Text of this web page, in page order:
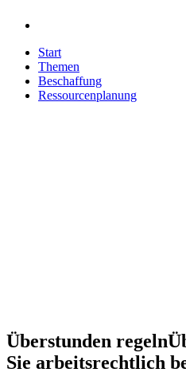
Start
Themen
Beschaffung
Ressourcenplanung
Überstunden regeln
Sie arbeitsrechtlich